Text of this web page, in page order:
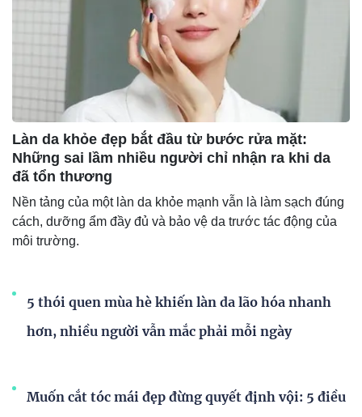
Làn da khỏe đẹp bắt đầu từ bước rửa mặt:
Những sai lầm nhiều người chỉ nhận ra khi da
đã tổn thương
Nền tảng của một làn da khỏe mạnh vẫn là làm sạch đúng
cách, dưỡng ẩm đầy đủ và bảo vệ da trước tác động của
môi trường.
5 thói quen mùa hè khiến làn da lão hóa nhanh
hơn, nhiều người vẫn mắc phải mỗi ngày
Muốn cắt tóc mái đẹp đừng quyết định vội: 5 điều